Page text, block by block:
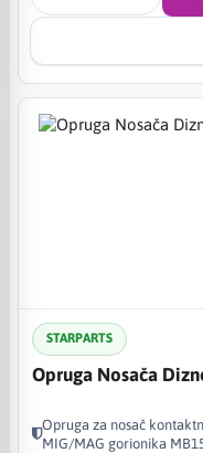
STARPARTS
Opruga Nosača
Opruga za nosač
MIG/MAG gorionika